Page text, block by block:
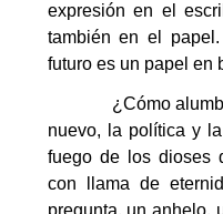
expresión en el
también en el
futuro es un papel en
¿Cómo alumbrar
nuevo, la política y
fuego de los dioses
con llama de